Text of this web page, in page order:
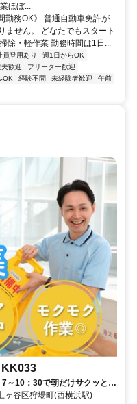
ほぼ...
勤務OK》 普通自動車免許が
ません。 どなたでもスタート
除・軽作業 勤務時間は1日...
員登用あり
週1日からOK
歓迎
フリーター歓迎
OK 経験不問 未経験者歓迎
午前
7～10：30で朝だけサクッと勤
ル清掃で未経験◎
ヶ谷区狩場町(西横浜駅)